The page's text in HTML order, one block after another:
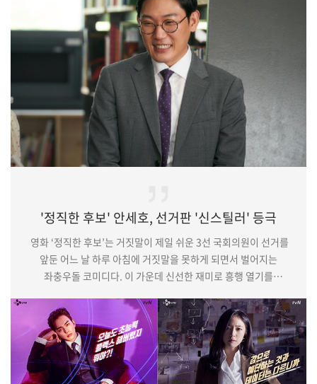
시청자들에게 감동을 선사할 김태희의 활약은 23일 밤 9시에
만나볼 수 있다.기사원문 및 출처 : 스포츠경향 이다원기자
http://sports.k…
'정직한 후보' 안세호, 선거판 '신스틸러' 등극
영화 ‘정직한 후보’는 거짓말이 제일 쉬운 3선 국회의원이 선거를
앞둔 어느 날 하루 아침에 거짓말을 못하게 되면서 벌어지는
좌충우돌 코미디다. 이 가운데 신선한 재미로 흥행 열기를
주목을 받고 있다.(중략)‘정직한 후보’에서도 역시 위트 있는
면모로 또 한번 강렬한 인상을 남기며 영화의 흥행에 힘을 싣고
있는 안세호. 브라운관에 이어 스크린에서도 역량을 증명해 보인
그가 보여줄 앞으로의 행보에 귀추가 주목되는 이유다. 한편, 웃음
폭격 코미디 영화…